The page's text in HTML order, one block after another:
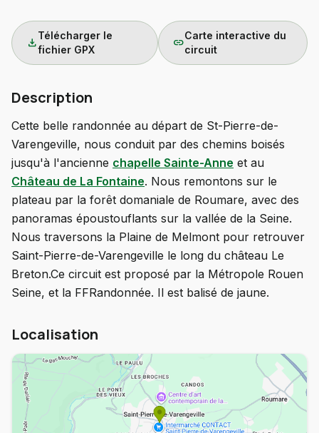
download
Télécharger le
fichier GPX
link
Carte interactive du
circuit
Description
Cette belle randonnée au départ de St-Pierre-de-
Varengeville, nous conduit par des chemins boisés
jusqu'à l'ancienne chapelle Sainte-Anne et au
Château de La Fontaine. Nous remontons sur le
plateau par la forêt domaniale de Roumare, avec des
panoramas époustouflants sur la vallée de la Seine.
Nous traversons la Plaine de Melmont pour retrouver
Saint-Pierre-de-Varengeville le long du château Le
Breton.Ce circuit est proposé par la Métropole Rouen
Seine, et la FFRandonnée. Il est balisé de jaune.
Localisation